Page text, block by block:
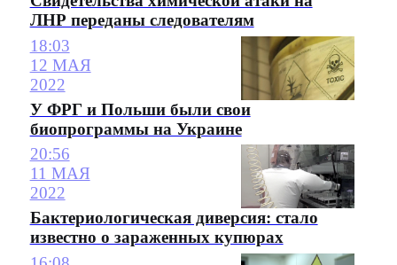
ЛНР переданы следователям
18:03
12 МАЯ
2022
У ФРГ и Польши были свои
биопрограммы на Украине
20:56
11 МАЯ
2022
Бактериологическая диверсия: стало
известно о зараженных купюрах